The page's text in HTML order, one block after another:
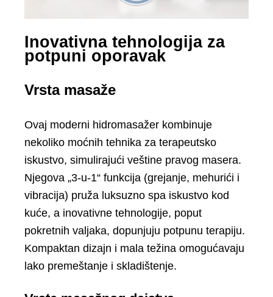
Inovativna tehnologija za
potpuni oporavak
Vrsta masaže
Ovaj moderni hidromasažer kombinuje
nekoliko moćnih tehnika za terapeutsko
iskustvo, simulirajući veštine pravog masera.
Njegova „3-u-1“ funkcija (grejanje, mehurići i
vibracija) pruža luksuzno spa iskustvo kod
kuće, a inovativne tehnologije, poput
pokretnih valjaka, dopunjuju potpunu terapiju.
Kompaktan dizajn i mala težina omogućavaju
lako premeštanje i skladištenje.